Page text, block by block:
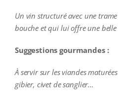
Un vin structuré avec une
bouche et qui lui offre une
Suggestions gourmandes :
À servir sur les viandes
gibier, civet de sanglier…